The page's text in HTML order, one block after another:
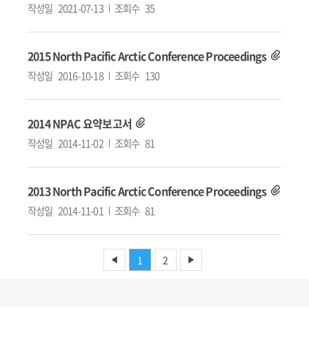
작성일 2021-07-13 조회수 35
2015 North Pacific Arctic Conference Proceedings
작성일 2016-10-18 조회수 130
2014 NPAC 요약보고서
작성일 2014-11-02 조회수 81
2013 North Pacific Arctic Conference Proceedings
작성일 2014-11-01 조회수 81
◀ 1 2 ▶